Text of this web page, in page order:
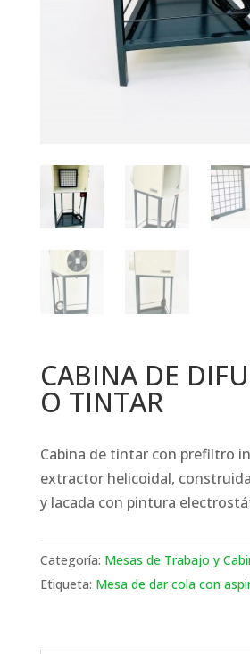
CABINA DE
O TINTAR
Cabina de tintar con prefiltro
extractor helicoidal,
y lacada con pintura
Categoría: Mesas de Trabajo y
Etiqueta: Mesa de dar cola con